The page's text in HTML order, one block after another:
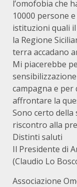
l’omofobia che
10000 persone
istituzioni quali il
la Regione
terra accadano
Mi piacerebbe
campagna e
affrontare la
Sono certo
riscontro alla
Distinti saluti
Il Presidente di
(Claudio Lo
Associazione